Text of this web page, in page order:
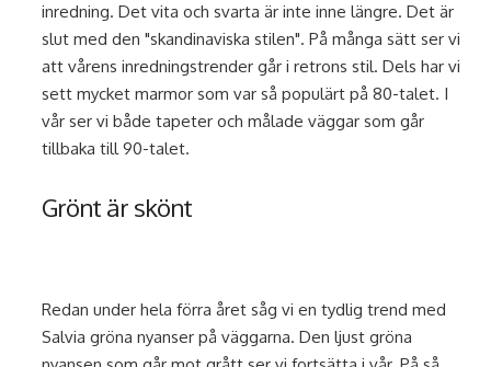
inredning. Det vita och svarta är inte inne längre. Det är
slut med den "skandinaviska stilen". På många sätt ser vi
att vårens inredningstrender går i retrons stil. Dels har vi
sett mycket marmor som var så populärt på 80-talet. I
vår ser vi både tapeter och målade väggar som går
tillbaka till 90-talet.
Grönt är skönt
Redan under hela förra året såg vi en tydlig trend med
Salvia gröna nyanser på väggarna. Den ljust gröna